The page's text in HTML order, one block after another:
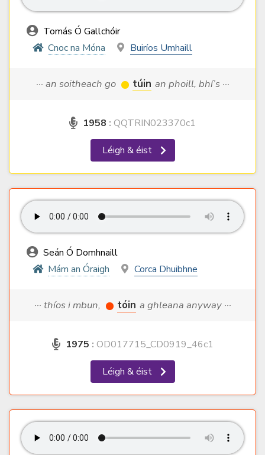
Tomás Ó Gallchóir
Cnoc na Móna
Buiríos Umhaill
··· an soitheach go túin an phoill, bhí’s ···
1958 : QQTRIN023370c1
Léigh & éist
Seán Ó Domhnaill
Mám an Óraigh
Corca Dhuibhne
··· thíos i mbun, tóin a ghleana anyway ···
1975 : OD017715_CD0919_46c1
Léigh & éist